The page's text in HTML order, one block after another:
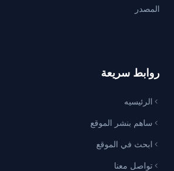
المصدر
روابط سريعة
الرئيسيه
ساهم بنشر الموقع
ابحث في الموقع
تواصل معنا